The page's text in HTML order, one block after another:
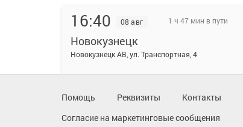
16:40 08 авг 1 ч 47 мин в пути
Новокузнецк
Новокузнецк АВ, ул. Транспортная, 4
Помощь Реквизиты Контакты
Согласие на маркетинговые сообщения